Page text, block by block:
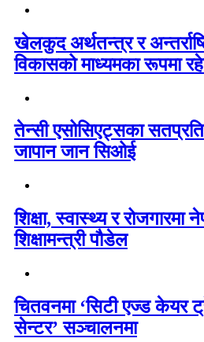
खेलकुद अर्थतन्त्र र
विकासको माध्यमका रूपमा
तेन्सी एसोसिएट्सका
जापान जान सिओई
शिक्षा, स्वास्थ्य र रोजगारमा
शिक्षामन्त्री पौडेल
चितवनमा ‘सिटी एज्ड केयर
सेन्टर’ सञ्चालनमा